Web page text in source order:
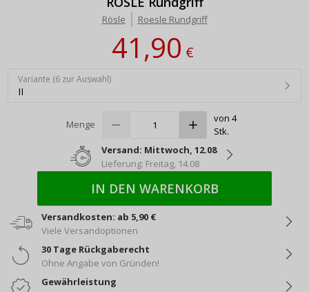
Rösle Roesle Rundgriff
41,90€
Variante (6 zur Auswahl)
II
Menge
von 4
Stk.
Versand: Mittwoch, 12.08
Lieferung: Freitag, 14.08
IN DEN WARENKORB
Versandkosten: ab 5,90 €
Viele Versandoptionen
30 Tage Rückgaberecht
Ohne Angabe von Gründen!
Gewährleistung